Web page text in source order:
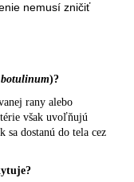
nemusí zničiť
)?
rany alebo
však uvoľňujú
sa dostanú do tela cez